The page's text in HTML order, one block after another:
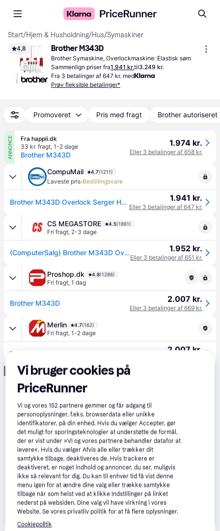
Start/Hjem & Husholdning/Hus/Symaskiner
4,8 Brother M343D
Brother Symaskine, Overlockmaskine: Elastisk søm
Sammenlign priser fra1.941 kr.til3.249 kr.
Fra 3 betalinger af 647 kr. med
Prøv fleksible betalinger*
Promoveret Pris med fragt Brother autoriseret
ANNONCE
Fra happii.dk
33 kr. fragt, 1-2 dage
Brother M343D
1.974 kr.
Eller 3 betalinger af 658 kr.
CompuMail 4.7(1211)
Laveste pris·Bestillingsvare
Brother M343D Overlock Serger Hvid --> På fjernlager, levevering hos dig 12-08-2026 1.941 kr.
Eller 3 betalinger af 647 kr.
CS MEGASTORE 4.5(1861)
Fri fragt, 2-3 dage
(ComputerSalg) Brother M343D Overlock - Serger - 4 søm - 3/4-tråd 1.952 kr.
Eller 3 betalinger af 651 kr.
Proshop.dk 4.8(1286)
Fri fragt, 1 dag
Brother M343D 2.007 kr.
Eller 3 betalinger af 669 kr.
Merlin 4.7(162)
Fri fragt, 1-2 dage
Brother M343D 2.007 kr.
Annonce
Vi bruger cookies på
PriceRunner
Vi og vores152 partnere gemmer og får adgang til
personoplysninger, f.eks. browserdata eller unikke
identifikatorer, på din enhed. Hvis du vælger Accepter, gør
det muligt for sporingsteknologier at understøtte de formål,
der er vist under »Vi og vores partnere behandler datafor at
levere«. Hvis du vælger Afvis alle eller trækker dit
samtykke tilbage, deaktiveres de. Hvis trackere er
deaktiveret, er noget indhold og annoncer, du ser, muligvis
ikke så relevant for dig. Du kan til enhver tid få vist denne
menu igen for at ændre dine valg eller trække samtykke
tilbage når som helst ved at klikke Indstillinger på linket
nederst på websiden. Dine valg vil have virkning i vores
Website. Se vores privatliv politik for at få flere oplysninger.
Cookiepolitik